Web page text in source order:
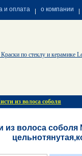
и оплата о компании
из волоса соболя
из волоса